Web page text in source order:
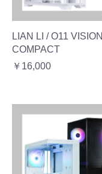
LIAN LI / O11 VISION
COMPACT
￥16,000